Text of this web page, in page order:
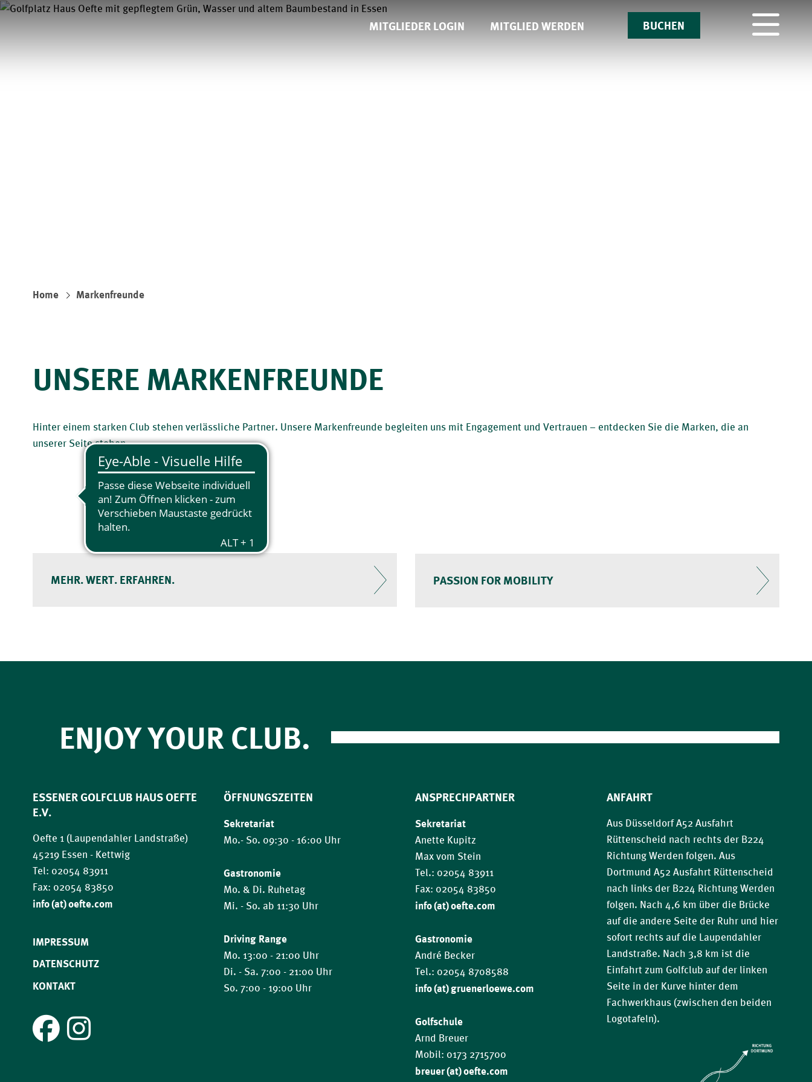
MITGLIEDER LOGIN MITGLIED WERDEN BUCHEN
Home Markenfreunde
UNSERE MARKENFREUNDE
Hinter einem starken Club stehen verlässliche Partner. Unsere Markenfreunde begleiten uns mit Engagement und Vertrauen – entdecken Sie die Marken, die an
unserer Seite stehen.
MEHR. WERT. ERFAHREN. PASSION FOR MOBILITY
ENJOY YOUR CLUB.
ESSENER GOLFCLUB HAUS OEFTE
E.V.
Oefte 1 (Laupendahler Landstraße)
45219 Essen - Kettwig
Tel: 02054 83911
Fax: 02054 83850
​​​​​​​info (at) oefte.com
IMPRESSUM
DATENSCHUTZ
KONTAKT
ÖFFNUNGSZEITEN
Sekretariat
Mo.- So. 09:30 - 16:00 Uhr
Gastronomie
Mo. & Di. Ruhetag
Mi. - So. ab 11:30 Uhr
Driving Range
Mo. 13:00 - 21:00 Uhr
Di. - Sa. 7:00 - 21:00 Uhr
So. 7:00 - 19:00 Uhr
ANSPRECHPARTNER
Sekretariat
Anette Kupitz
Max vom Stein
Tel.: 02054 83911
Fax: 02054 83850
info (at) oefte.com
Gastronomie
André Becker
Tel.: 02054 8708588
info (at) gruenerloewe.com
Golfschule
Arnd Breuer
Mobil: 0173 2715700
breuer (at) oefte.com
ANFAHRT
Aus Düsseldorf A52 Ausfahrt
Rüttenscheid nach rechts der B224
Richtung Werden folgen. Aus
Dortmund A52 Ausfahrt Rüttenscheid
nach links der B224 Richtung Werden
folgen. Nach 4,6 km über die Brücke
auf die andere Seite der Ruhr und hier
sofort rechts auf die Laupendahler
Landstraße. Nach 3,8 km ist die
Einfahrt zum Golfclub auf der linken
Seite in der Kurve hinter dem
Fachwerkhaus (zwischen den beiden
Logotafeln).